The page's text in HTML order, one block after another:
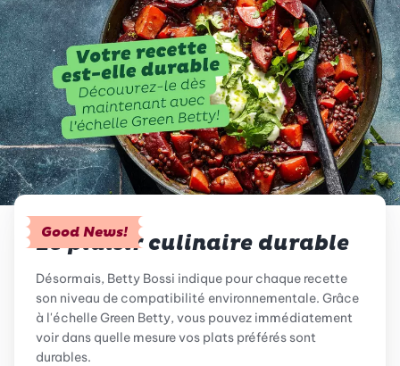
Good News!
Le plaisir culinaire durable
Désormais, Betty Bossi indique pour chaque recette
son niveau de compatibilité environnementale. Grâce
à l'échelle Green Betty, vous pouvez immédiatement
voir dans quelle mesure vos plats préférés sont
durables.